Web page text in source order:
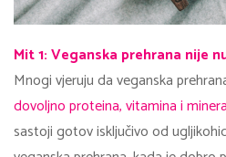
Mit 1: Veganska prehrana nije
Mnogi vjeruju da veganska
dovoljno proteina, vitamina i
sastoji gotov isključivo od